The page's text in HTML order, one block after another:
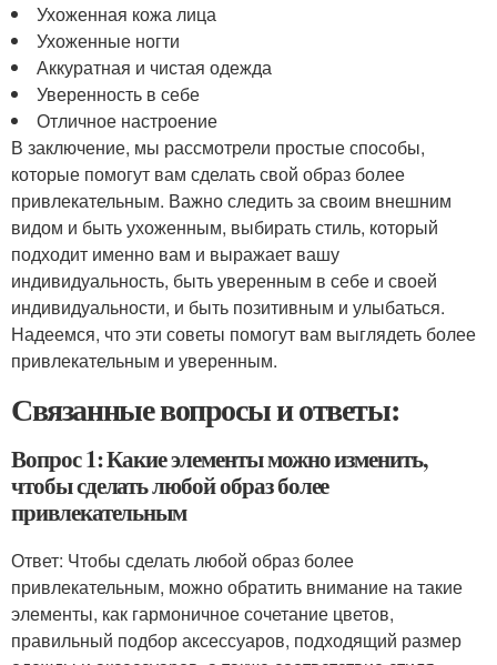
Ухоженная кожа лица
Ухоженные ногти
Аккуратная и чистая одежда
Уверенность в себе
Отличное настроение
В заключение, мы рассмотрели простые способы,
которые помогут вам сделать свой образ более
привлекательным. Важно следить за своим внешним
видом и быть ухоженным, выбирать стиль, который
подходит именно вам и выражает вашу
индивидуальность, быть уверенным в себе и своей
индивидуальности, и быть позитивным и улыбаться.
Надеемся, что эти советы помогут вам выглядеть более
привлекательным и уверенным.
Связанные вопросы и ответы:
Вопрос 1: Какие элементы можно изменить,
чтобы сделать любой образ более
привлекательным
Ответ: Чтобы сделать любой образ более
привлекательным, можно обратить внимание на такие
элементы, как гармоничное сочетание цветов,
правильный подбор аксессуаров, подходящий размер